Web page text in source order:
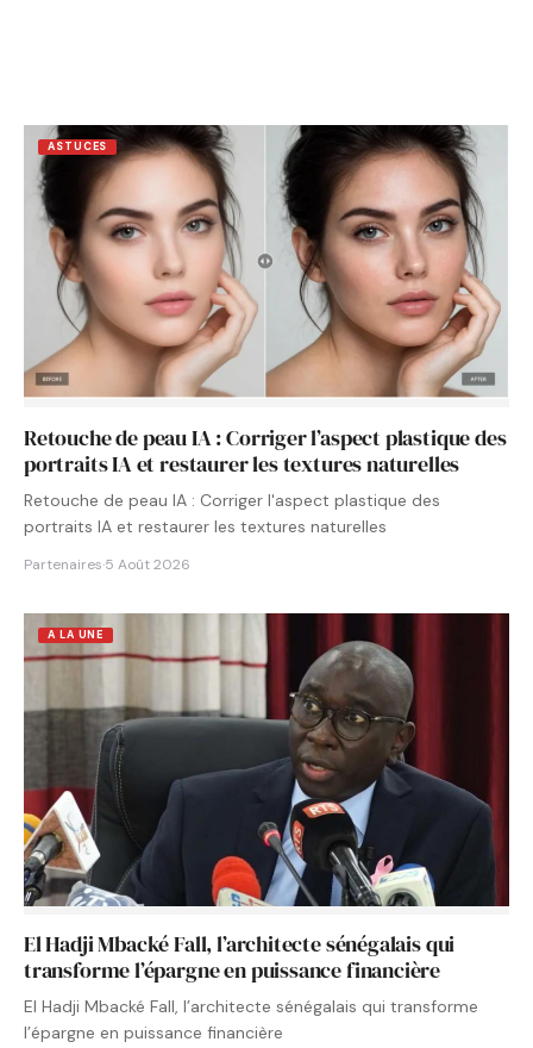
ASTUCES
Retouche de peau IA : Corriger l’aspect plastique des
portraits IA et restaurer les textures naturelles
Retouche de peau IA : Corriger l'aspect plastique des
portraits IA et restaurer les textures naturelles
Partenaires·5 Août 2026
A LA UNE
El Hadji Mbacké Fall, l’architecte sénégalais qui
transforme l’épargne en puissance financière
El Hadji Mbacké Fall, l’architecte sénégalais qui transforme
l’épargne en puissance financière